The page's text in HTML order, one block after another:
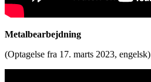
Metalbearbejdning
(Optagelse fra 17. marts 2023, engelsk)